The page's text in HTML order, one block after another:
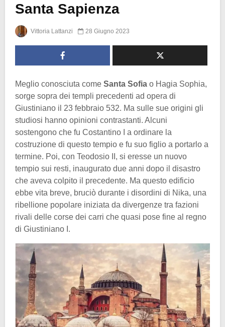
Santa Sapienza
Vittoria Lattanzi 28 Giugno 2023
Meglio conosciuta come Santa Sofia o Hagia Sophia,
sorge sopra dei templi precedenti ad opera di
Giustiniano il 23 febbraio 532. Ma sulle sue origini gli
studiosi hanno opinioni contrastanti. Alcuni
sostengono che fu Costantino I a ordinare la
costruzione di questo tempio e fu suo figlio a portarlo a
termine. Poi, con Teodosio II, si eresse un nuovo
tempio sui resti, inaugurato due anni dopo il disastro
che aveva colpito il precedente. Ma questo edificio
ebbe vita breve, bruciò durante i disordini di Nika, una
ribellione popolare iniziata da divergenze tra fazioni
rivali delle corse dei carri che quasi pose fine al regno
di Giustiniano I.